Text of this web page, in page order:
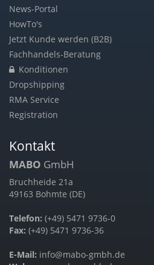
News-Portal
HowTo's
Jetzt Kunde werden (B2B)
Fachhandels-Beratung
Konditionen
Dropshipping
RMA Service
Registration
Kontakt
MABO GmbH
Bruchheide 21a
49163 Bohmte (DE)
Telefon: (+49) 5471 9736-0
Fax: (+49) 5471 9736-36
E-Mail: info@mabo-gmbh.de